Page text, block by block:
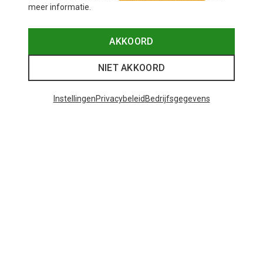
meer informatie.
AKKOORD
NIET AKKOORD
InstellingenPrivacybeleid Bedrijfsgegevens